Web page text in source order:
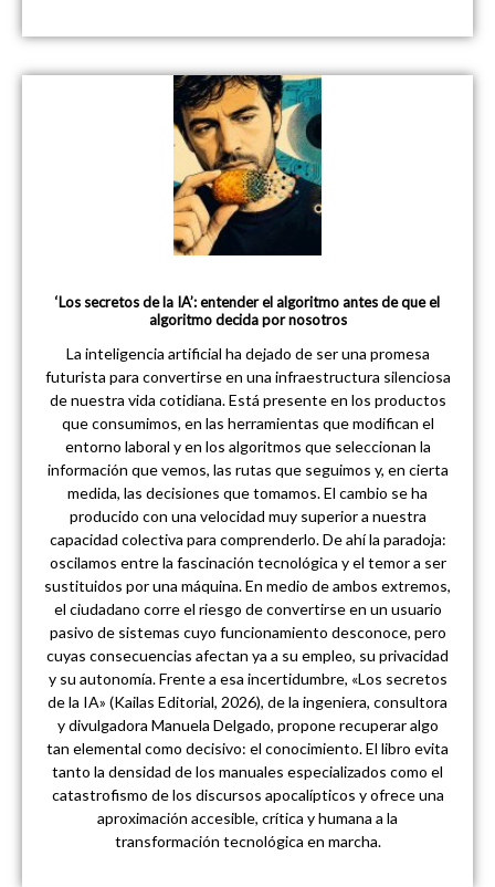
‘Los secretos de la IA’: entender el algoritmo antes de que el
algoritmo decida por nosotros
La inteligencia artificial ha dejado de ser una promesa
futurista para convertirse en una infraestructura silenciosa
de nuestra vida cotidiana. Está presente en los productos
que consumimos, en las herramientas que modifican el
entorno laboral y en los algoritmos que seleccionan la
información que vemos, las rutas que seguimos y, en cierta
medida, las decisiones que tomamos. El cambio se ha
producido con una velocidad muy superior a nuestra
capacidad colectiva para comprenderlo. De ahí la paradoja:
oscilamos entre la fascinación tecnológica y el temor a ser
sustituidos por una máquina. En medio de ambos extremos,
el ciudadano corre el riesgo de convertirse en un usuario
pasivo de sistemas cuyo funcionamiento desconoce, pero
cuyas consecuencias afectan ya a su empleo, su privacidad
y su autonomía. Frente a esa incertidumbre, «Los secretos
de la IA» (Kailas Editorial, 2026), de la ingeniera, consultora
y divulgadora Manuela Delgado, propone recuperar algo
tan elemental como decisivo: el conocimiento. El libro evita
tanto la densidad de los manuales especializados como el
catastrofismo de los discursos apocalípticos y ofrece una
aproximación accesible, crítica y humana a la
transformación tecnológica en marcha.